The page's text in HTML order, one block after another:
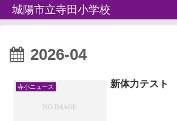
城陽市立寺田小学校
2026-04
寺小ニュース 新体力テスト